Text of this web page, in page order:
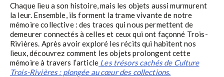
Chaque lieu a son histoire, mais les objets aussi murmurent
la leur. Ensemble, ils forment la trame vivante de notre
mémoire collective : des traces qui nous permettent de
demeurer connectés à celles et ceux qui ont façonné Trois-
Rivières. Après avoir exploré les récits qui habitent nos
lieux, découvrez comment les objets prolongent cette
mémoire à travers l’article Les trésors cachés de Culture
Trois-Rivières : plongée au cœur des collections.